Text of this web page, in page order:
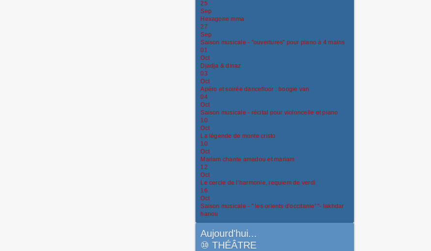
25
Sep
Hexagone mma
27
Sep
Saison musicale - "ouvertures" pour piano à 4 mains
01
Oct
Djadja & dinaz
03
Oct
Apéro et soirée dancefloor : boogie van
04
Oct
Saison musicale - récital pour violoncelle et piano
10
Oct
La légende de monte cristo
10
Oct
Mariam chante amadou et mariam
12
Oct
Le cercle de l’harmonie, requiem de verdi
16
Oct
Saison musicale - " les orients d'occitanie' "- lakhdar
hanou
Aujourd'hui...
⑩THÉÂTRE